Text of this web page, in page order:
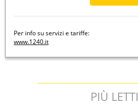
Per info su servizi e tariffe:
www.1240.it
PIÙ LETTI